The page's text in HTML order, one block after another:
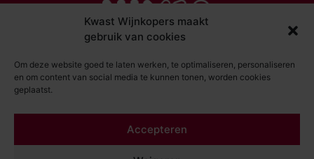
Kwast Wijnkopers maakt
gebruik van cookies
Om deze website goed te laten werken, te optimaliseren, personaliseren
en om content van social media te kunnen tonen, worden cookies
geplaatst.
Accepteren
DISCLAIMER